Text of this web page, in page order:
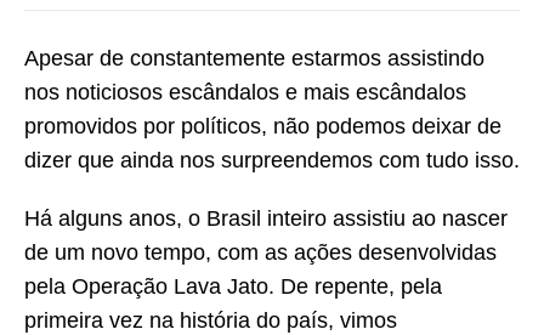
Apesar de constantemente estarmos assistindo
nos noticiosos escândalos e mais escândalos
promovidos por políticos, não podemos deixar de
dizer que ainda nos surpreendemos com tudo isso.
Há alguns anos, o Brasil inteiro assistiu ao nascer
de um novo tempo, com as ações desenvolvidas
pela Operação Lava Jato. De repente, pela
primeira vez na história do país, vimos